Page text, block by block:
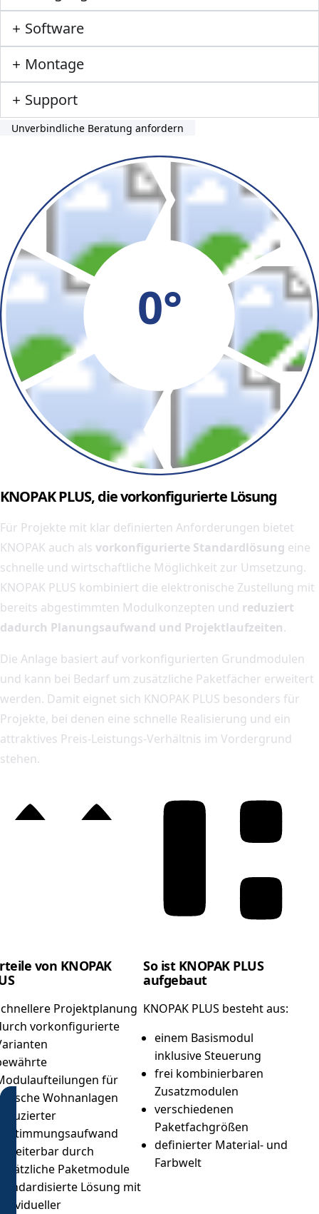
Software
Montage
Support
Unverbindliche Beratung anfordern
0°
KNOPAK PLUS, die vorkonfigurierte Lösung
Für Projekte mit klar definierten Anforderungen bietet
KNOPAK auch als vorkonfigurierte Standardlösung eine
schnelle und wirtschaftliche Möglichkeit zur Umsetzung.
KNOPAK PLUS kombiniert die elektronische Zustellung mit
bereits abgestimmten Modulkonzepten und reduziert
dadurch Planungsaufwand und Projektlaufzeiten.
Die Anlage basiert auf vorkonfigurierten Grundmodulen
und kann bei Bedarf um zusätzliche Paketfächer erweitert
werden. Damit eignet sich KNOPAK PLUS besonders für
Projekte, bei denen eine schnelle Realisierung und ein
attraktives Preis-Leistungs-Verhältnis im Vordergrund
stehen.
von KNOPAK
Projektplanung
vorkonfigurierte
für
Wohnanlagen
durch
Paketmodule
Lösung mit
So ist KNOPAK PLUS
aufgebaut
KNOPAK PLUS besteht aus:
einem Basismodul
inklusive Steuerung
frei kombinierbaren
Zusatzmodulen
verschiedenen
Paketfachgrößen
definierter Material- und
Farbwelt